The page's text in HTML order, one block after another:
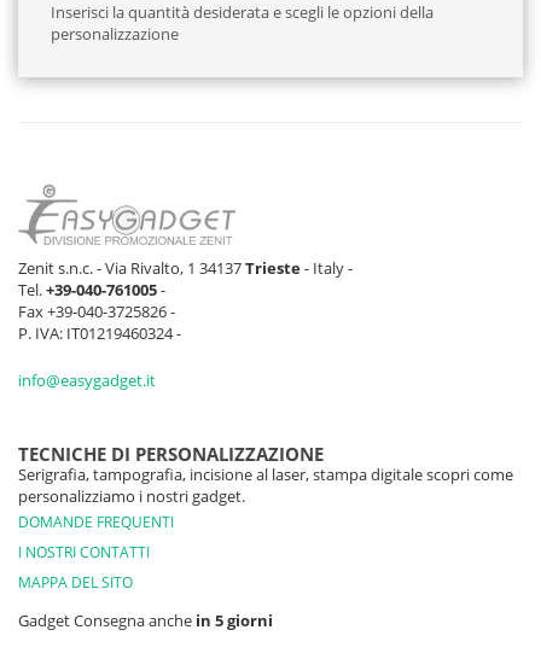
Inserisci la quantità desiderata e scegli le opzioni della
personalizzazione
Zenit s.n.c. - Via Rivalto, 1 34137Trieste- Italy -
Tel.+39-040-761005-
Fax +39-040-3725826 -
P. IVA: IT01219460324 -
info@easygadget.it
TECNICHE DI PERSONALIZZAZIONE
Serigrafia, tampografia, incisione al laser, stampa digitale scopri come
personalizziamo i nostri gadget.
DOMANDE FREQUENTI
I NOSTRI CONTATTI
MAPPA DEL SITO
Gadget Consegna anche in 5 giorni